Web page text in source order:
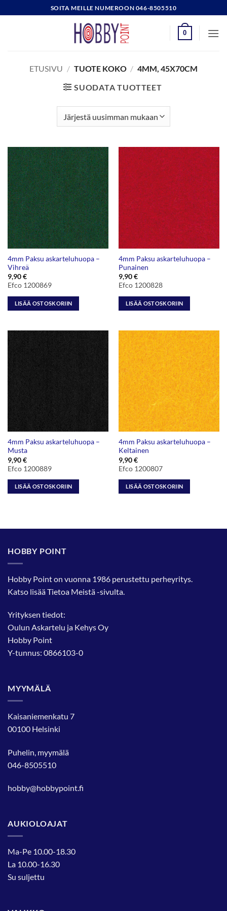
to
SOITA MEILLE NUMEROON 046-8505510
0
ETUSIVU / TUOTE KOKO / 4MM, 45X70CM
SUODATA TUOTTEET
4mm Paksu askarteluhuopa –
Vihreä
9,90€
Efco 1200869
LISÄÄ OSTOSKORIIN
4mm Paksu askarteluhuopa –
Punainen
9,90€
Efco 1200828
LISÄÄ OSTOSKORIIN
4mm Paksu askarteluhuopa –
Musta
9,90€
Efco 1200889
LISÄÄ OSTOSKORIIN
4mm Paksu askarteluhuopa –
Keltainen
9,90€
Efco 1200807
LISÄÄ OSTOSKORIIN
HOBBY POINT
Hobby Point on vuonna 1986 perustettu perheyritys.
Katso lisääTietoa Meistä-sivulta.
Yrityksen tiedot:
Oulun Askartelu ja Kehys Oy
Hobby Point
Y-tunnus: 0866103-0
MYYMÄLÄ
Kaisaniemenkatu 7
00100 Helsinki
Puhelin, myymälä
046-8505510
hobby@hobbypoint.fi
AUKIOLOAJAT
Ma-Pe 10.00-18.30
La 10.00-16.30
Su suljettu